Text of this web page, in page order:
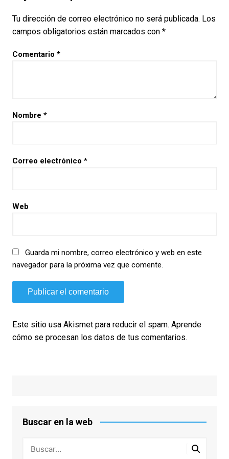
Tu dirección de correo electrónico no será publicada. Los
campos obligatorios están marcados con *
Comentario *
Nombre *
Correo electrónico *
Web
Guarda mi nombre, correo electrónico y web en este
navegador para la próxima vez que comente.
Este sitio usa Akismet para reducir el spam. Aprende
cómo se procesan los datos de tus comentarios.
Buscar en la web